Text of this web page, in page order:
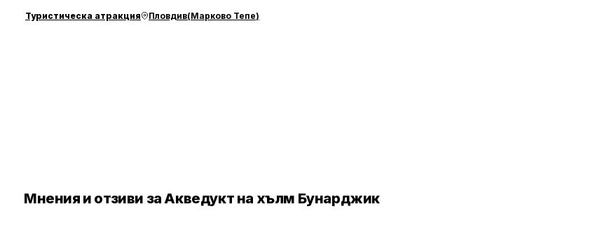
Туристическа атракция Пловдив(Марково Тепе)
Мнения и отзиви за Акведукт на хълм Бунарджик